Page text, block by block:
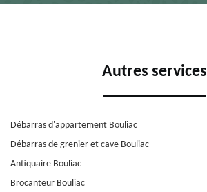
Autres services
Débarras d'appartement Bouliac
Débarras de grenier et cave Bouliac
Antiquaire Bouliac
Brocanteur Bouliac